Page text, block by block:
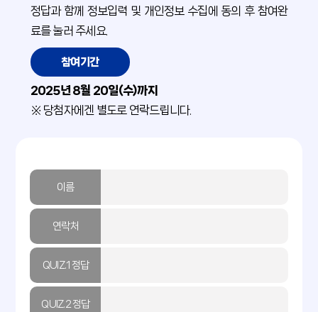
정답과 함께 정보입력 및 개인정보 수집에 동의 후 참여완
료를 눌러 주세요.
참여기간
2025년 8월 20일(수)까지
※ 당첨자에겐 별도로 연락드립니다.
이름
연락처
QUIZ.1 정답
QUIZ.2 정답